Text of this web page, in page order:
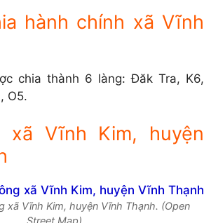
hành chính xã Vĩnh
chia thành 6 làng: Đăk Tra, K6,
O5.
xã Vĩnh Kim, huyện
xã Vĩnh Kim, huyện Vĩnh Thạnh. (Open